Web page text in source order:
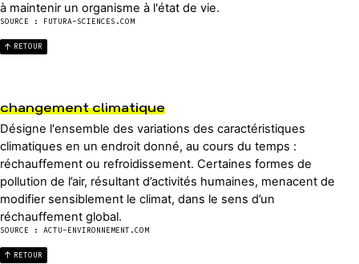
à maintenir un organisme à l'état de vie.
SOURCE : FUTURA-SCIENCES.COM
RETOUR
changement climatique
Désigne l'ensemble des variations des caractéristiques
climatiques en un endroit donné, au cours du temps :
réchauffement ou refroidissement. Certaines formes de
pollution de l’air, résultant d’activités humaines, menacent de
modifier sensiblement le climat, dans le sens d’un
réchauffement global.
SOURCE : ACTU-ENVIRONNEMENT.COM
RETOUR